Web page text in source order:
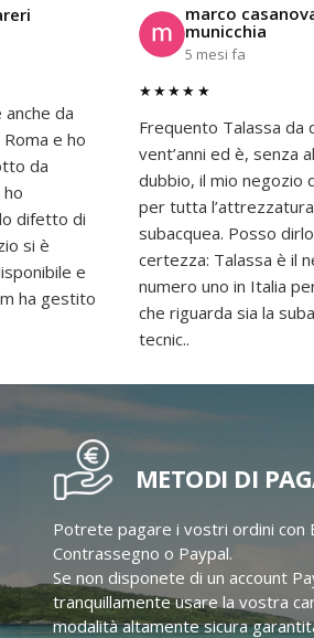
da
e ho
da
difetto di
si è
e
ha gestito
marco
municchia
5 mesi fa
★★★★★
Frequento Talassa da
vent’anni ed è, senza
dubbio, il mio negozio
per tutta l’attrezzatura
subacquea. Posso
certezza: Talassa è il
numero uno in Italia
che riguarda sia la
tecnic..
METODI DI
Potrete pagare i vostri ordini con
Contrassegno o Paypal.
Se non disponete di un account
tranquillamente usare la vostra
modalità altamente sicura